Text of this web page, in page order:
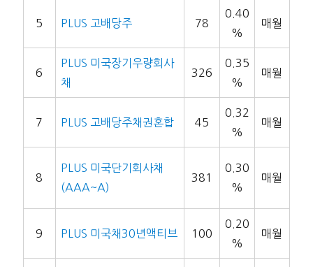
5 PLUS 고배당주 78
0.40
%
매월
6
PLUS 미국장기우량회사
채
326
0.35
%
매월
7 PLUS 고배당주채권혼합 45
0.32
%
매월
8
PLUS 미국단기회사채
(AAA~A)
381
0.30
%
매월
9 PLUS 미국채30년액티브 100
0.20
%
매월